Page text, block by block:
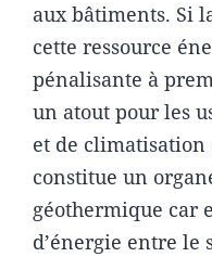
aux bâtiments. Si
cette ressource
pénalisante à
un atout pour les
et de climatisation
constitue un
géothermique car
d’énergie entre le